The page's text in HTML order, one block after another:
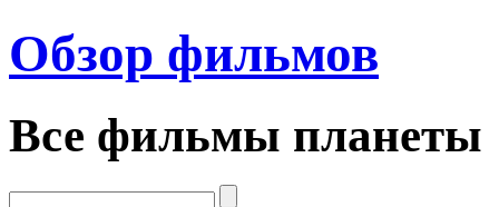
Обзор фильмов
Все фильмы планеты